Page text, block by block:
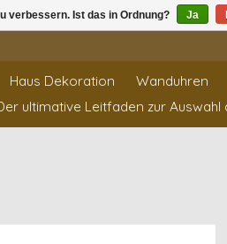
Haus Dekoration Wanduhren
ultimative Leitfaden zur
verbessern. Ist das in Ordnung? Ja